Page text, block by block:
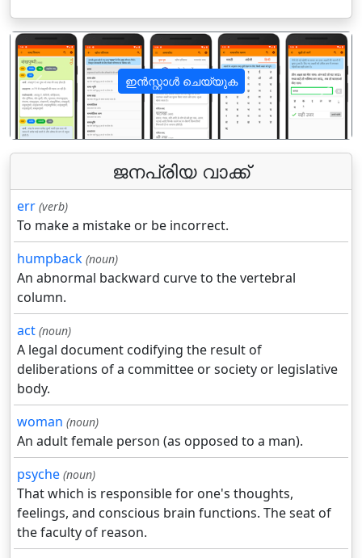
ഇൻസ്റ്റാൾ ചെയ്യുക
पिछला अगला
ജനപ്രിയ വാക്ക്
err (verb)
To make a mistake or be incorrect.
humpback (noun)
An abnormal backward curve to the vertebral
column.
act (noun)
A legal document codifying the result of
deliberations of a committee or society or legislative
body.
woman (noun)
An adult female person (as opposed to a man).
psyche (noun)
That which is responsible for one's thoughts,
feelings, and conscious brain functions. The seat of
the faculty of reason.